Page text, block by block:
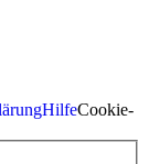
HilfeCookie-